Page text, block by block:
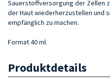
Sauerstoffversorgung der Zellen
der Haut wiederherzustellen und
empfänglich zu machen.
Format 40 ml.
Produktdetails